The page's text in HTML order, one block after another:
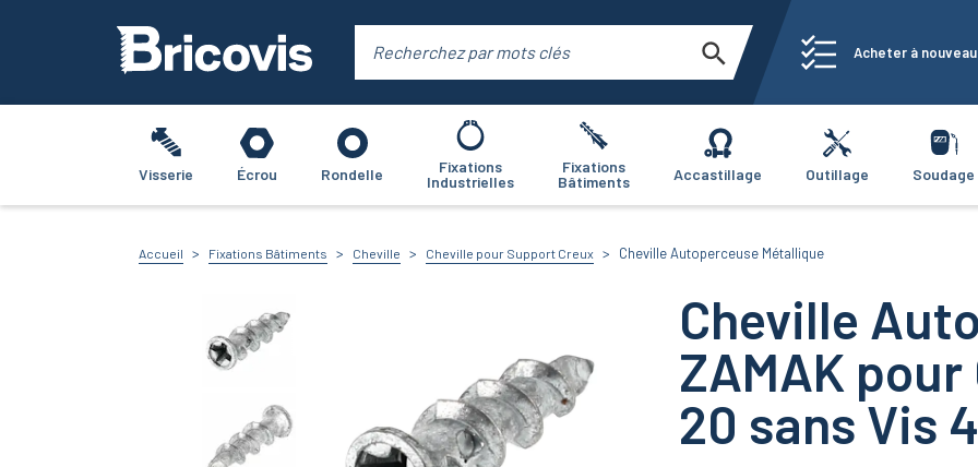
Acheter à nouveau
Visserie Écrou Rondelle
Fixations
Industrielles
Fixations
Bâtiments
Accastillage Outillage Soudage
Accueil Fixations Bâtiments Cheville Cheville pour Support Creux Cheville Autoperceuse Métallique
Cheville
ZAMAK
20 sans Vis